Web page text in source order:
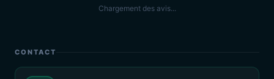
Chargement des avis...
CONTACT